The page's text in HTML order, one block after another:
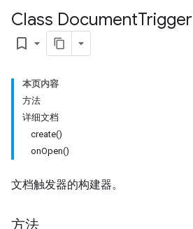
Class DocumentTrigger
bookmark_border
本页内容
方法
详细文档
create()
onOpen()
文档触发器的构建器。
方法